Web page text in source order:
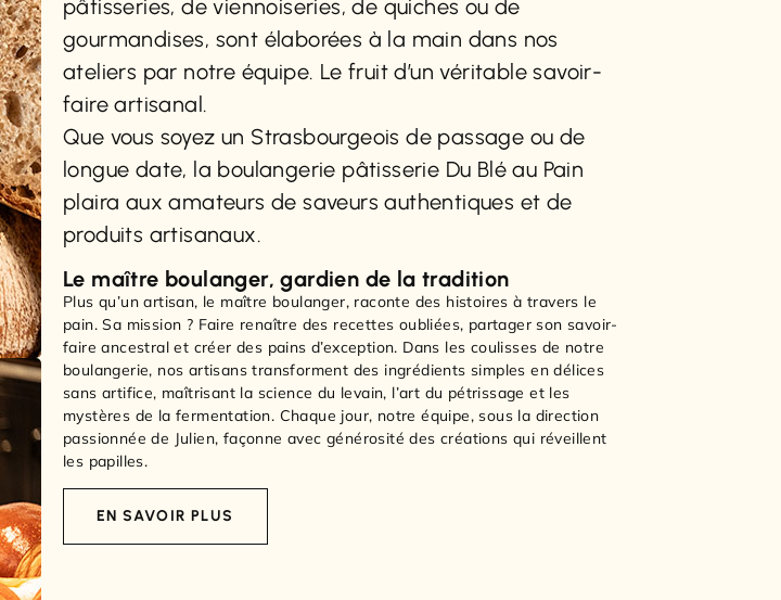
pâtisseries, de viennoiseries, de quiches ou de
gourmandises, sont élaborées à la main dans nos
ateliers par notre équipe. Le fruit d’un véritable savoir-
faire artisanal.
Que vous soyez un Strasbourgeois de passage ou de
longue date, la boulangerie pâtisserie Du Blé au Pain
plaira aux amateurs de saveurs authentiques et de
produits artisanaux.
Le maître boulanger, gardien de la tradition
Plus qu’un artisan, le maître boulanger, raconte des histoires à travers le
pain. Sa mission ? Faire renaître des recettes oubliées, partager son savoir-
faire ancestral et créer des pains d’exception. Dans les coulisses de notre
boulangerie, nos artisans transforment des ingrédients simples en délices
sans artifice, maîtrisant la science du levain, l’art du pétrissage et les
mystères de la fermentation. Chaque jour, notre équipe, sous la direction
passionnée de Julien, façonne avec générosité des créations qui réveillent
les papilles.
EN SAVOIR PLUS